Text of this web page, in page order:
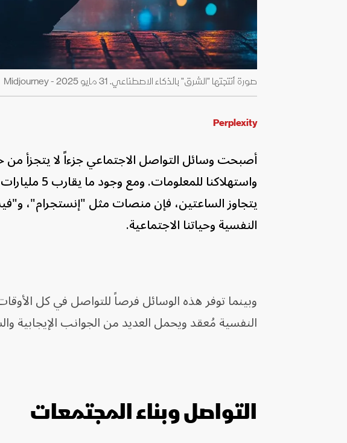
صورة أنتجتها "الشرق" بالذكاء الاصطناعي. 31 مايو 2025 - Midjourney
Perplexity
أصبحت وسائل التواصل الاجتماعي جزءاً لا يتجزأ من
واستهلاكنا
يتجاوز الساعتين، فإن منصات مثل "إنستجرام"،
النفسية وحياتنا الاجتماعية.
وبينما توفر هذه الوسائل فرصاً للتواصل في كل
النفسية مُعقد ويحمل العديد من الجوانب الإيجابية
التواصل وبناء المجتمعات